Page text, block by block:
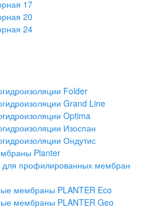
17
20
24
Folder
Grand Line
Optima
Изоспан
Ондутис
Planter
профилированных мембран
мембраны PLANTER Eco
мембраны PLANTER Geo